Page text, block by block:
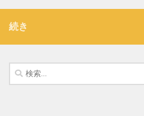
続き
検
索: